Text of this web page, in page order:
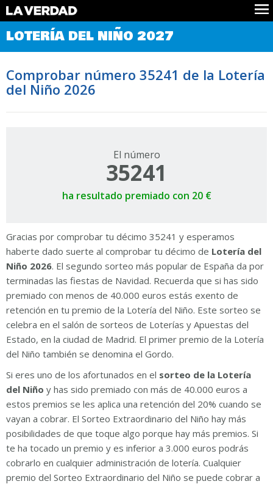
Comprobar Loteria del Niño
Premios
Noticias
Datos
Historia
LOTERÍA DEL NIÑO 2027
Comprobar número 35241 de la Lotería
del Niño 2026
El número
35241
ha resultado premiado con 20 €
Gracias por comprobar tu décimo 35241 y esperamos
haberte dado suerte al comprobar tu décimo de Lotería del
Niño 2026. El segundo sorteo más popular de España da por
terminadas las fiestas de Navidad. Recuerda que si has sido
premiado con menos de 40.000 euros estás exento de
retención en tu premio de la Lotería del Niño. Este sorteo se
celebra en el salón de sorteos de Loterías y Apuestas del
Estado, en la ciudad de Madrid. El primer premio de la Lotería
del Niño también se denomina el Gordo.
Si eres uno de los afortunados en el sorteo de la Lotería
del Niño y has sido premiado con más de 40.000 euros a
estos premios se les aplica una retención del 20% cuando se
vayan a cobrar. El Sorteo Extraordinario del Niño hay más
posibilidades de que toque algo porque hay más premios. Si
te ha tocado un premio y es inferior a 3.000 euros podrás
cobrarlo en cualquier administración de lotería. Cualquier
premio del Sorteo Extraordinario del Niño se puede cobrar a